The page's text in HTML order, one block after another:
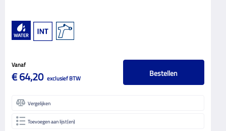
Vanaf
€ 64,20 exclusief BTW Bestellen
Vergelijken
Toevoegen aan lijst(en)